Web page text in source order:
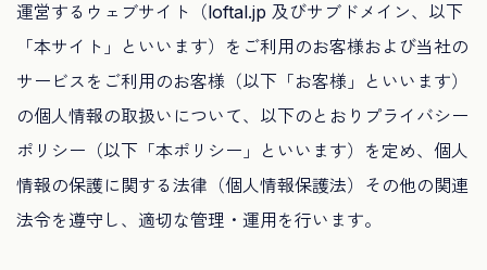
運営するウェブサイト（loftal.jp 及びサブドメイン、以下
「本サイト」といいます）をご利用のお客様および当社の
サービスをご利用のお客様（以下「お客様」といいます）
の個人情報の取扱いについて、以下のとおりプライバシー
ポリシー（以下「本ポリシー」といいます）を定め、個人
情報の保護に関する法律（個人情報保護法）その他の関連
法令を遵守し、適切な管理・運用を行います。